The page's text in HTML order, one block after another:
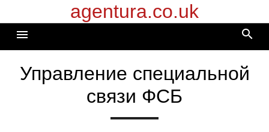
к
содержимому
agentura.co.uk
menu search
Управление специальной
связи ФСБ